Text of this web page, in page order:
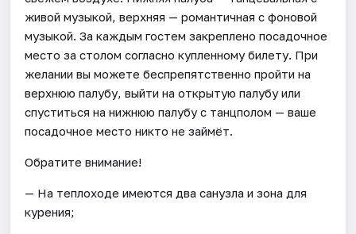
живой музыкой, верхняя — романтичная с фоновой
музыкой. За каждым гостем закреплено посадочное
место за столом согласно купленному билету. При
желании вы можете беспрепятственно пройти на
верхнюю палубу, выйти на открытую палубу или
спуститься на нижнюю палубу с танцполом — ваше
посадочное место никто не займёт.
Обратите внимание!
— На теплоходе имеются два санузла и зона для
курения;